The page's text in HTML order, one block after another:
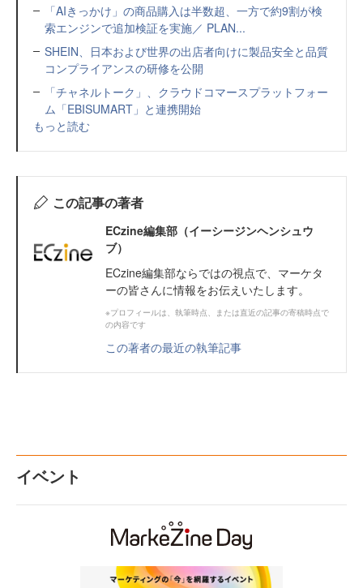
「AIきっかけ」の商品購入は半数超、一方で約9割が検
索エンジンで追加検証を実施／ PLAN...
SHEIN、日本および世界の出店者向けに製品安全と品質
コンプライアンスの研修を公開
「チャネルトーク」、クラウドコマースプラットフォー
ム「EBISUMART」と連携開始
もっと読む
この記事の著者
ECzine編集部（イーシージンヘンシュウ
ブ）
ECzine編集部ならではの視点で、マーケタ
ーの皆さんに情報をお伝えいたします。
※プロフィールは、執筆時点、または直近の記事の寄稿時点で
の内容です
この著者の最近の執筆記事
イベント